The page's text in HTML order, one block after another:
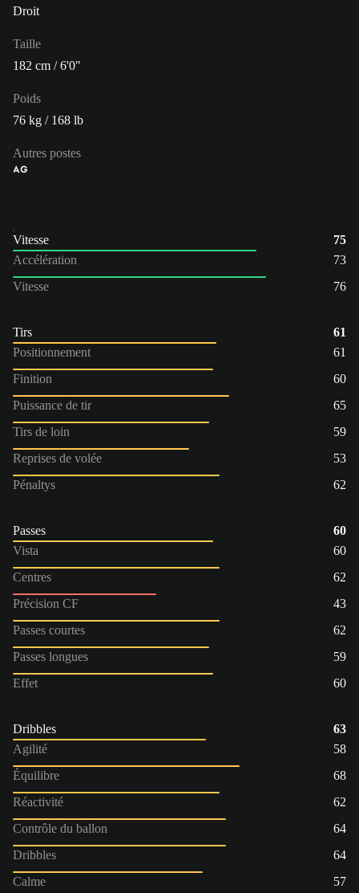
Droit
Taille
182 cm / 6'0"
Poids
76 kg / 168 lb
Autres postes
AG
Vitesse
75
Accélération
73
Vitesse
76
Tirs
61
Positionnement
61
Finition
60
Puissance de tir
65
Tirs de loin
59
Reprises de volée
53
Pénaltys
62
Passes
60
Vista
60
Centres
62
Précision CF
43
Passes courtes
62
Passes longues
59
Effet
60
Dribbles
63
Agilité
58
Équilibre
68
Réactivité
62
Contrôle du ballon
64
Dribbles
64
Calme
57